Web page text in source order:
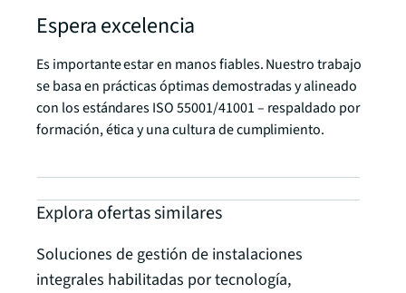
Espera excelencia
Es importante estar en manos fiables. Nuestro trabajo
se basa en prácticas óptimas demostradas y alineado
con los estándares ISO 55001/41001 – respaldado por
formación, ética y una cultura de cumplimiento.
Explora ofertas similares
Soluciones de gestión de instalaciones
integrales habilitadas por tecnología,